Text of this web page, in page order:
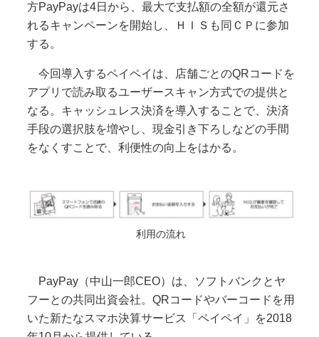
方PayPayは4日から、最大で支払額の全額が還元さ
れるキャンペーンを開始し、ＨＩＳも同ＣＰに参加
する。
今回導入するペイペイは、店舗ごとのQRコードを
アプリで読み取るユーザースキャン方式での提供と
なる。キャッシュレス決済を導入することで、決済
手段の選択肢を増やし、現金引き下ろしなどの手間
をなくすことで、利便性の向上をはかる。
利用の流れ
PayPay（中山一郎CEO）は、ソフトバンクとヤ
フーとの共同出資会社。QRコードやバーコードを用
いた新たなスマホ決算サービス「ペイペイ」を2018